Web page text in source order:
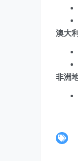
澳大
非洲